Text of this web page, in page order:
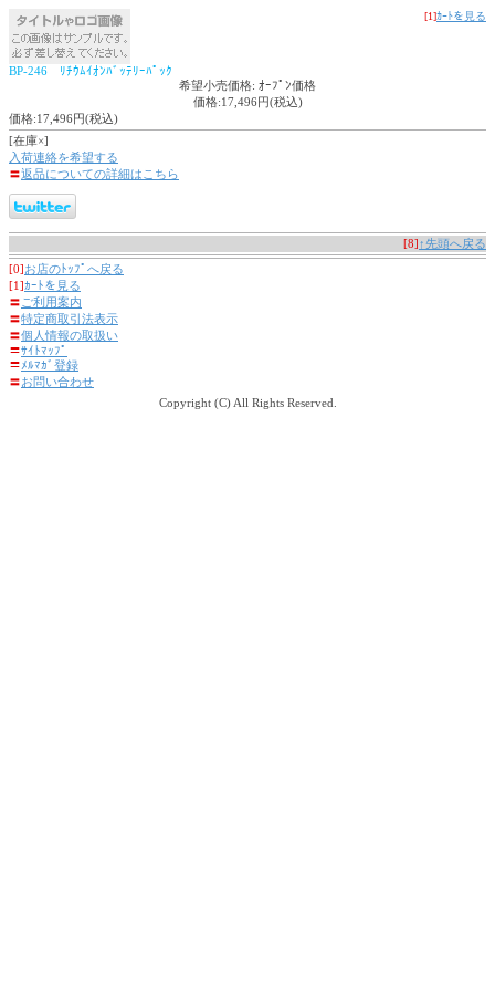
[1]ｶｰﾄを見る
BP-246 ﾘﾁｳﾑｲｵﾝﾊﾞｯﾃﾘｰﾊﾟｯｸ
希望小売価格: ｵｰﾌﾟﾝ価格
価格:17,496円(税込)
価格:17,496円(税込)
[在庫×]
入荷連絡を希望する
〓返品についての詳細はこちら
[8]↑先頭へ戻る
[0]お店のﾄｯﾌﾟへ戻る
[1]ｶｰﾄを見る
〓 ご利用案内
〓特定商取引法表示
〓個人情報の取扱い
〓ｻｲﾄﾏｯﾌﾟ
〓ﾒﾙﾏｶﾞ登録
〓お問い合わせ
Copyright (C) All Rights Reserved.